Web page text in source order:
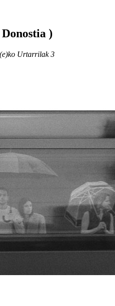
)
Urtarrilak 3